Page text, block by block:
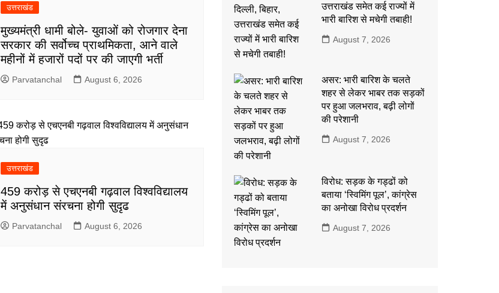
उत्तराखंड
मुख्यमंत्री धामी बोले- युवाओं को रोजगार देना
सरकार की सर्वोच्च प्राथमिकता, आने वाले
महीनों में हजारों पदों पर की जाएगी भर्ती
Parvatanchal August 6, 2026
उत्तराखंड
459 करोड़ से एचएनबी गढ़वाल विश्वविद्यालय
में अनुसंधान संरचना होगी सुदृढ
Parvatanchal August 6, 2026
उत्तराखंड समेत कई राज्यों में
भारी बारिश से मचेगी तबाही!
August 7, 2026
असर: भारी बारिश के चलते
शहर से लेकर भाबर तक सड़कों
पर हुआ जलभराव, बढ़ी लोगों
की परेशानी
August 7, 2026
विरोध: सड़क के गड्ढों को
बताया ‘स्विमिंग पूल’, कांग्रेस
का अनोखा विरोध प्रदर्शन
August 7, 2026